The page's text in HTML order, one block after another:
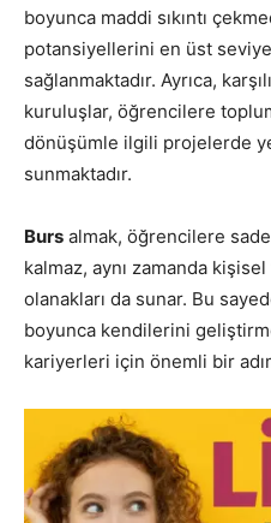
boyunca maddi sıkıntı
potansiyellerini en üst
sağlanmaktadır. Ayrıca,
kuruluşlar, öğrencilere
dönüşümle ilgili projelerde
sunmaktadır.
Burs almak, öğrencilere
kalmaz, aynı zamanda
olanakları da sunar. Bu
boyunca kendilerini
kariyerleri için önemli bir